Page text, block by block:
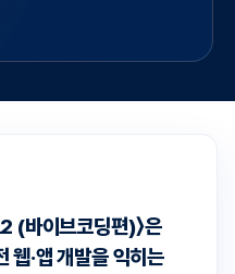
(바이브코딩편)〉은
웹·앱 개발을 익히는